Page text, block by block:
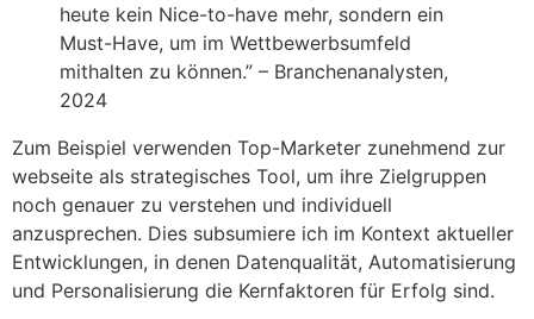
heute kein Nice-to-have mehr, sondern ein
Must-Have, um im Wettbewerbsumfeld
mithalten zu können.” – Branchenanalysten,
2024
Zum Beispiel verwenden Top-Marketer zunehmend zur
webseite als strategisches Tool, um ihre Zielgruppen
noch genauer zu verstehen und individuell
anzusprechen. Dies subsumiere ich im Kontext aktueller
Entwicklungen, in denen Datenqualität, Automatisierung
und Personalisierung die Kernfaktoren für Erfolg sind.